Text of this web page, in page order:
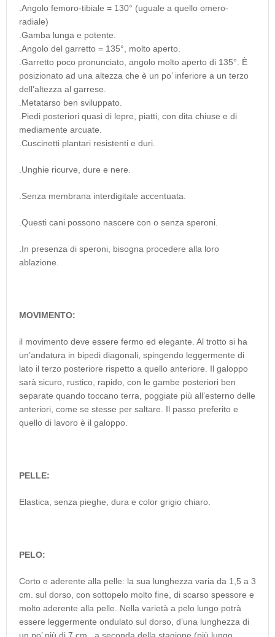
.Angolo femoro-tibiale = 130° (uguale a quello omero-
radiale)
.Gamba lunga e potente.
.Angolo del garretto = 135°, molto aperto.
.Garretto poco pronunciato, angolo molto aperto di 135°. È
posizionato ad una altezza che è un po’ inferiore a un terzo
dell’altezza al garrese.
.Metatarso ben sviluppato.
.Piedi posteriori quasi di lepre, piatti, con dita chiuse e di
mediamente arcuate.
.Cuscinetti plantari resistenti e duri.
.Unghie ricurve, dure e nere.
.Senza membrana interdigitale accentuata.
.Questi cani possono nascere con o senza speroni.
.In presenza di speroni, bisogna procedere alla loro
ablazione.
MOVIMENTO:
il movimento deve essere fermo ed elegante. Al trotto si ha
un’andatura in bipedi diagonali, spingendo leggermente di
lato il terzo posteriore rispetto a quello anteriore. Il galoppo
sarà sicuro, rustico, rapido, con le gambe posteriori ben
separate quando toccano terra, poggiate più all’esterno delle
anteriori, come se stesse per saltare. Il passo preferito e
quello di lavoro è il galoppo.
PELLE:
Elastica, senza pieghe, dura e color grigio chiaro.
PELO:
Corto e aderente alla pelle: la sua lunghezza varia da 1,5 a 3
cm. sul dorso, con sottopelo molto fine, di scarso spessore e
molto aderente alla pelle. Nella varietà a pelo lungo potrà
essere leggermente ondulato sul dorso, d’una lunghezza di